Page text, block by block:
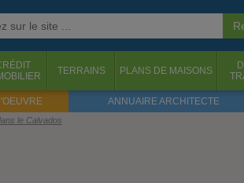
TERRAINS PLANS DE MAISONS
ANNUAIRE ARCHITECTE
le Calvados